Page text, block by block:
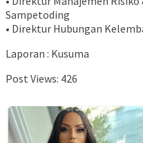
Sampetoding
• Direktur Hubungan
Laporan : Kusuma
Post Views: 426